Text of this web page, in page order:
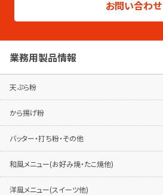
製品シリーズ毎のパンフレットは専用ページ
パンフレットはこちらから
お問い合わせ
業務用製品情報
天ぷら粉
から揚げ粉
バッター・打ち粉・その他
和風メニュー(お好み焼・たこ焼他)
洋風メニュー(スイーツ他)